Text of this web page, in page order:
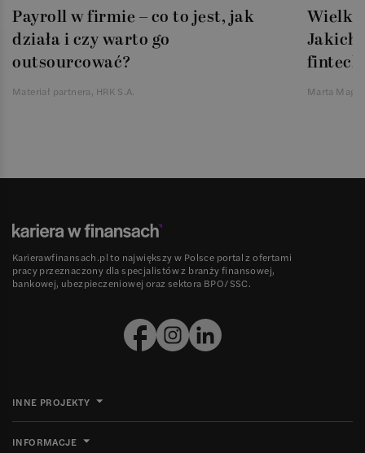
Payroll w firmie – co to jest, jak
działa i czy warto go
outsourcować?
Materiał partnera, HRK S.A.
Jakich
Marta
Karierawfinansach.pl to największy w Polsce portal z ofertami
pracy przeznaczony dla specjalistów z branży finansowej,
bankowej, ubezpieczeniowej oraz sektora BPO/SSC.
INNE PROJEKTY
INFORMACJE